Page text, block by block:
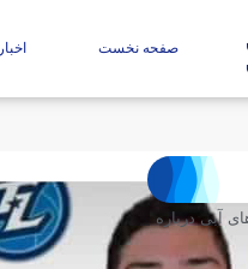
صفحه نخست اخبار
آبی درباره